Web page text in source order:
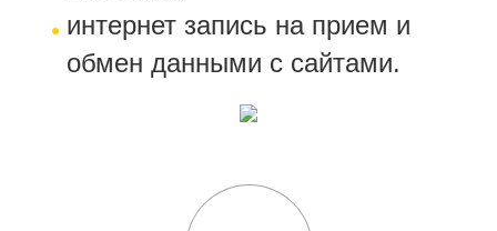
интернет запись на прием и
обмен данными с сайтами.